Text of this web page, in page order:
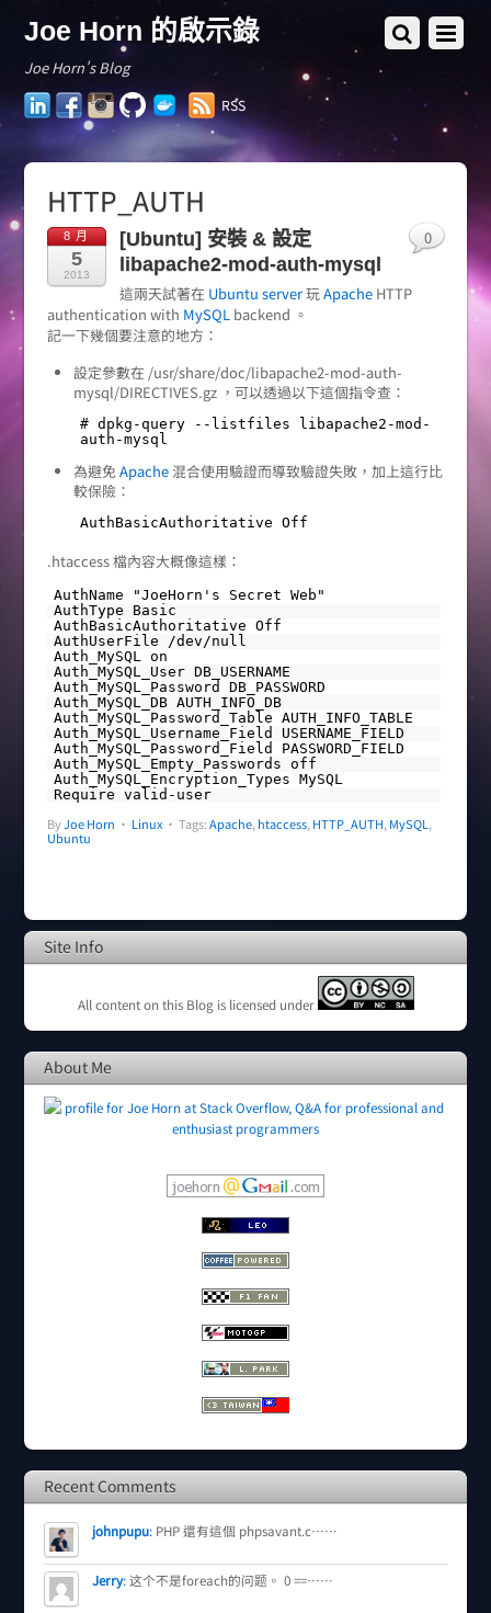
Joe Horn 的啟示錄
Joe Horn's Blog
LinkedInFacebookInstagram
GitHubDocker
Hub
RSS
HTTP_AUTH
8 月
5
2013
[Ubuntu] 安裝 & 設定
libapache2-mod-auth-mysql
這兩天試著在 Ubuntu server玩ApacheHTTP
authentication with MySQLbackend 。
記一下幾個要注意的地方：
設定參數在 /usr/share/doc/libapache2-mod-auth-
mysql/DIRECTIVES.gz ，可以透過以下這個指令查：
# dpkg-query --listfiles libapache2-mod-
auth-mysql
為避免Apache混合使用驗證而導致驗證失敗，加上這行比
較保險：
AuthBasicAuthoritative Off
.htaccess 檔內容大概像這樣：
AuthName "JoeHorn's Secret Web"
AuthType Basic
AuthBasicAuthoritative Off
AuthUserFile /dev/null
Auth_MySQL on
Auth_MySQL_User DB_USERNAME
Auth_MySQL_Password DB_PASSWORD
Auth_MySQL_DB AUTH_INFO_DB
Auth_MySQL_Password_Table AUTH_INFO_TABLE
Auth_MySQL_Username_Field USERNAME_FIELD
Auth_MySQL_Password_Field PASSWORD_FIELD
Auth_MySQL_Empty_Passwords off
Auth_MySQL_Encryption_Types MySQL
Require valid-user
ByJoe Horn • Linux
0
• Tags:Apache,htaccess,HTTP_AUTH,MySQL,
Ubuntu
Site Info
All content on this Blog is licensed under
About Me
Recent Comments
johnpupu: PHP 還有這個 phpsavant.c……
Jerry:这个不是foreach的问题。 0 ==……